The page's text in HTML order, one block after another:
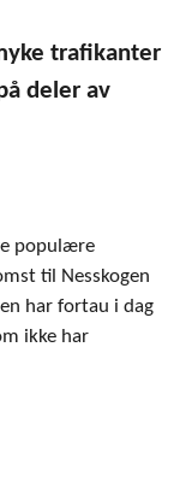
trafikanter
deler av
populære
til Nesskogen
har fortau i dag
ikke har